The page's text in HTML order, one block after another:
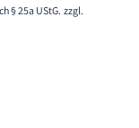
§ 25a UStG. zzgl.